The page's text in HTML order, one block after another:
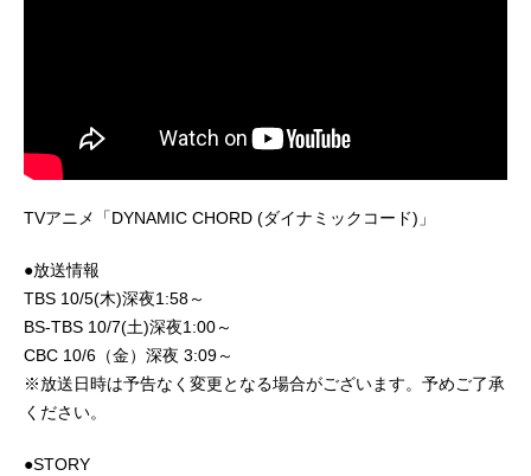
TVアニメ「DYNAMIC CHORD (ダイナミックコード)」
●放送情報
TBS 10/5(木)深夜1:58～
BS-TBS 10/7(土)深夜1:00～
CBC 10/6（金）深夜 3:09～
※放送日時は予告なく変更となる場合がございます。予めご了承
ください。
●STORY